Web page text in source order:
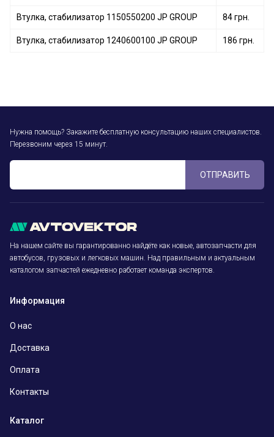
Втулка, стабилизатор 1150550200 JP GROUP 84 грн.
Втулка, стабилизатор 1240600100 JP GROUP 186 грн.
Нужна помощь? Закажите бесплатную консультацию наших специалистов.
Перезвоним через 15 минут.
ОТПРАВИТЬ
На нашем сайте вы гарантированно найдёте как новые, автозапчасти для
автобусов, грузовых и легковых машин. Над правильным и актуальным
каталогом запчастей ежедневно работает команда экспертов.
Информация
О нас
Доставка
Оплата
Контакты
Каталог